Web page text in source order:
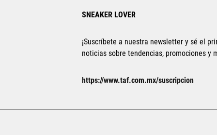
Tallas Calzado
SNEAKER LOVER
¡Suscríbete a nuestra newsletter y sé el
noticias sobre tendencias, promociones y
https://www.taf.com.mx/suscripcion